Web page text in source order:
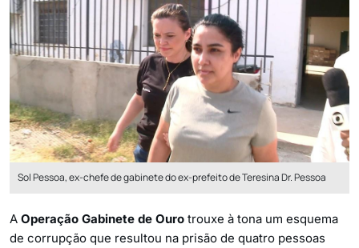
Sol Pessoa, ex-chefe de gabinete do ex-prefeito de Teresina Dr. Pessoa
A Operação Gabinete de Ouro trouxe à tona um esquema
de corrupção que resultou na prisão de quatro pessoas